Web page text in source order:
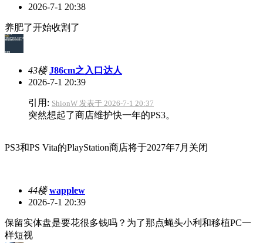
2026-7-1 20:38
养肥了开始收割了
43楼 J86cm之入口达人
2026-7-1 20:39
引用: ShionW 发表于 2026-7-1 20:37
突然想起了商店维护快一年的PS3。
PS3和PS Vita的PlayStation商店将于2027年7月关闭
44楼 wapplew
2026-7-1 20:39
保留实体盘是要花很多钱吗？为了那点蝇头小利和移植PC一
样短视